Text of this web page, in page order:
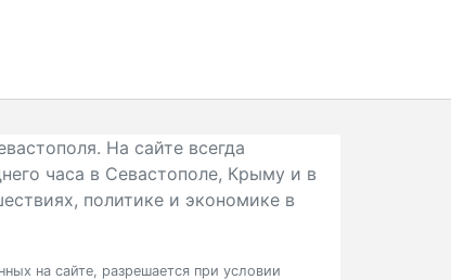
На сайте всегда
часа в Севастополе, Крыму и в
политике и экономике в
на сайте, разрешается при условии